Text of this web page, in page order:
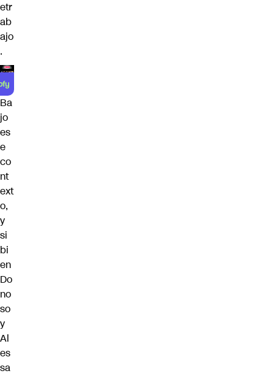
etr
ab
ajo
.
Ba
jo
es
e
co
nt
ext
o,
y
si
bi
en
Do
no
so
y
Al
es
sa